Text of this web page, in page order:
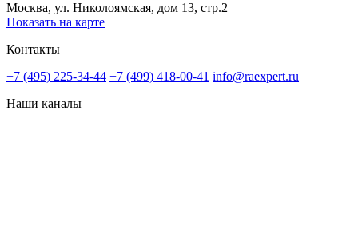
Москва, ул. Николоямская, дом 13, стр.2
Показать на карте
Контакты
+7 (495) 225-34-44 +7 (499) 418-00-41 info@raexpert.ru
Наши каналы